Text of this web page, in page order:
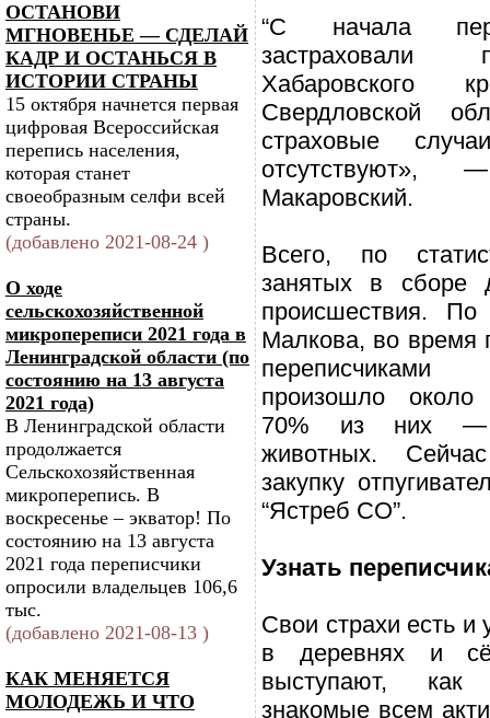
ОСТАНОВИ
МГНОВЕНЬЕ — СДЕЛАЙ
КАДР И ОСТАНЬСЯ В
ИСТОРИИ СТРАНЫ
15 октября начнется первая
цифровая Всероссийская
перепись населения,
которая станет
своеобразным селфи всей
страны.
(добавлено 2021-08-24 )
О ходе
сельскохозяйственной
микропереписи 2021 года в
Ленинградской области (по
состоянию на 13 августа
2021 года)
В Ленинградской области
продолжается
Сельскохозяйственная
микроперепись. В
воскресенье – экватор! По
состоянию на 13 августа
2021 года переписчики
опросили владельцев 106,6
тыс.
(добавлено 2021-08-13 )
КАК МЕНЯЕТСЯ
МОЛОДЕЖЬ И ЧТО
“С начала
застраховали
Хабаровского
Свердловской
страховые
Макаровский.
Всего, по
занятых в сборе
происшествия.
Малкова, во время
произошло около
70% из них —
животных.
закупку
“Ястреб СО”.
Узнать
Свои страхи есть и
в деревнях и
выступают,
знакомые всем